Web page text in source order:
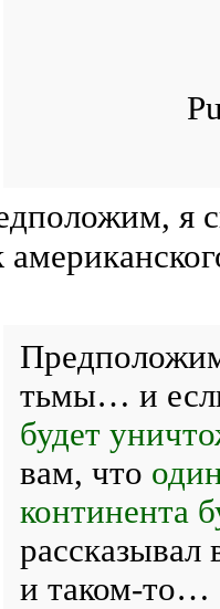
я
тьмы… и
будет
вам, что
континента
рассказывал
и таком-то…